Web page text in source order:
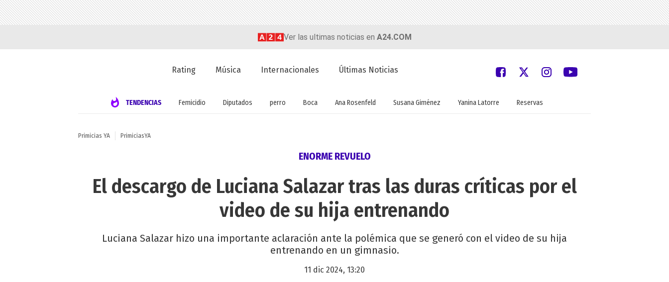
Ver las ultimas noticias en A24.COM
Rating Música Internacionales Últimas Noticias
TENDENCIAS Femicidio Diputados perro Boca Ana Rosenfeld Susana Giménez Yanina Latorre Reservas
Primicias YA PrimiciasYA
ENORME REVUELO
El descargo de Luciana Salazar tras las duras críticas por el
video de su hija entrenando
Luciana Salazar hizo una importante aclaración ante la polémica que se generó con el video de su hija
entrenando en un gimnasio.
11 dic 2024, 13:20